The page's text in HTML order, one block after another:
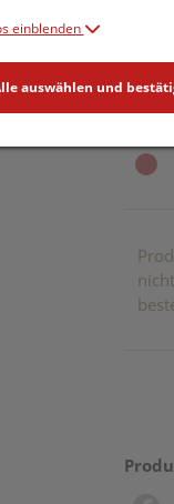
inkl.
einblenden
auswählen und